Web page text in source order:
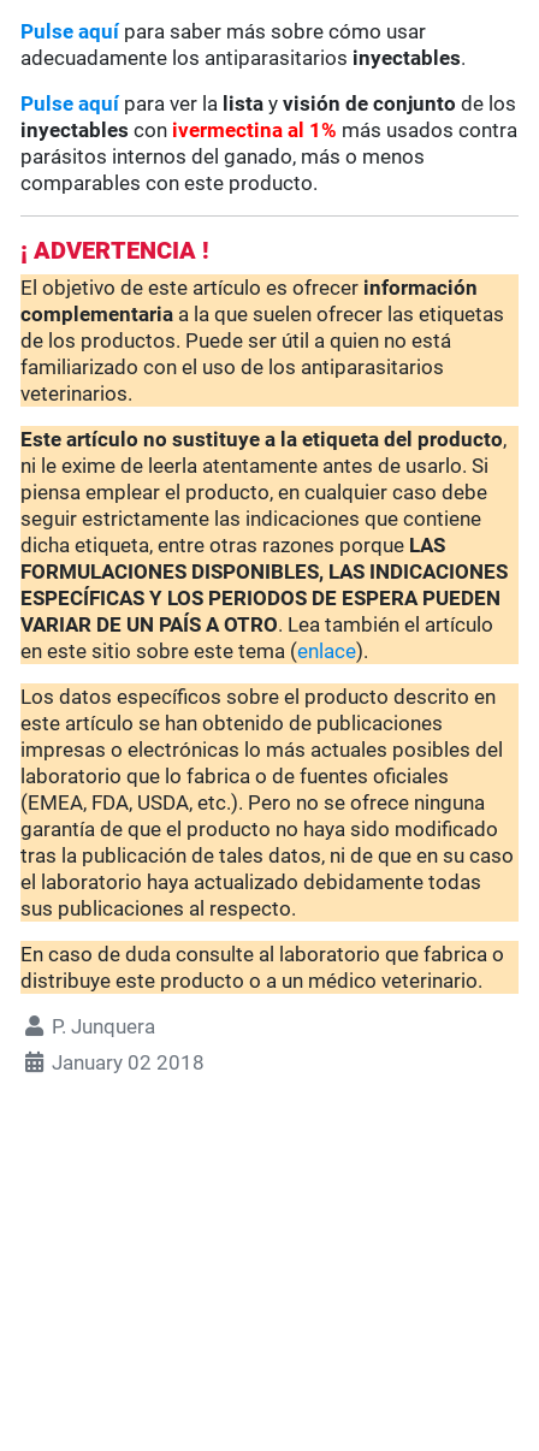
Pulse aquípara saber más sobre cómo usar
adecuadamente los antiparasitarios inyectables.
Pulse aquí para ver la lista yvisión de conjunto de los
inyectables con ivermectina al 1% más usados contra
parásitos internos del ganado, más o menos
comparables con este producto.
¡ ADVERTENCIA !
El objetivo de este artículo es ofrecer información
complementaria a la que suelen ofrecer las etiquetas
de los productos. Puede ser útil a quien no está
familiarizado con el uso de los antiparasitarios
veterinarios.
Este artículo no sustituye a la etiqueta del producto,
ni le exime de leerla atentamente antes de usarlo. Si
piensa emplear el producto, en cualquier caso debe
seguir estrictamente las indicaciones que contiene
dicha etiqueta, entre otras razones porque LAS
FORMULACIONES DISPONIBLES, LAS INDICACIONES
ESPECÍFICAS Y LOS PERIODOS DE ESPERA PUEDEN
VARIAR DE UN PAÍS A OTRO. Lea también el artículo
en este sitio sobre este tema (enlace).
Los datos específicos sobre el producto descrito en
este artículo se han obtenido de publicaciones
impresas o electrónicas lo más actuales posibles del
laboratorio que lo fabrica o de fuentes oficiales
(EMEA, FDA, USDA, etc.). Pero no se ofrece ninguna
garantía de que el producto no haya sido modificado
tras la publicación de tales datos, ni de que en su caso
el laboratorio haya actualizado debidamente todas
sus publicaciones al respecto.
En caso de duda consulte al laboratorio que fabrica o
distribuye este producto o a un médico veterinario.
P. Junquera
January 02 2018